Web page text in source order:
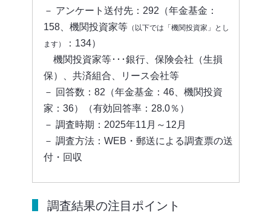
－ アンケート送付先：292（年金基金：
158、機関投資家等（以下では「機関投資家」とし
ます）
：134）
機関投資家等･･･銀行、保険会社（生損
保）、共済組合、リース会社等
－ 回答数：82（年金基金：46、機関投資
家：36）（有効回答率：28.0％）
－ 調査時期：2025年11月～12月
－ 調査方法：WEB・郵送による調査票の送
付・回収
調査結果の注目ポイント